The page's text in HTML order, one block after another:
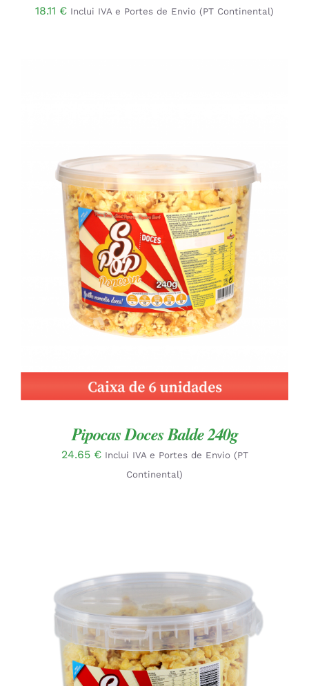
18.11 € Inclui IVA e Portes de Envio (PT Continental)
ADICIONAR
/
DETALHES
Pipocas Doces Balde 240g
24.65 € Inclui IVA e Portes de Envio (PT
Continental)